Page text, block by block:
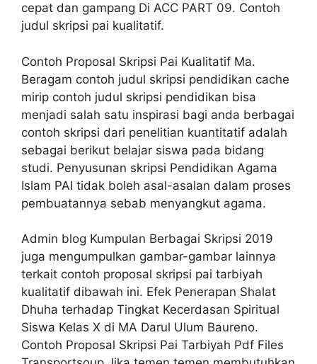
cepat dan gampang Di ACC PART 09. Contoh
judul skripsi pai kualitatif.
Contoh Proposal Skripsi Pai Kualitatif Ma.
Beragam contoh judul skripsi pendidikan cache
mirip contoh judul skripsi pendidikan bisa
menjadi salah satu inspirasi bagi anda berbagai
contoh skripsi dari penelitian kuantitatif adalah
sebagai berikut belajar siswa pada bidang
studi. Penyusunan skripsi Pendidikan Agama
Islam PAI tidak boleh asal-asalan dalam proses
pembuatannya sebab menyangkut agama.
Admin blog Kumpulan Berbagai Skripsi 2019
juga mengumpulkan gambar-gambar lainnya
terkait contoh proposal skripsi pai tarbiyah
kualitatif dibawah ini. Efek Penerapan Shalat
Dhuha terhadap Tingkat Kecerdasan Spiritual
Siswa Kelas X di MA Darul Ulum Baureno.
Contoh Proposal Skripsi Pai Tarbiyah Pdf Files